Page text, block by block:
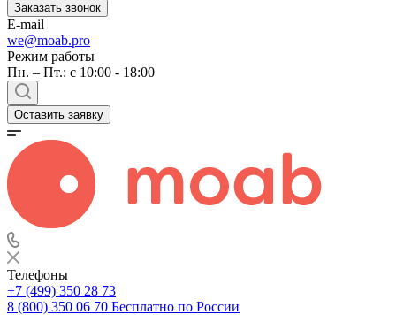
Заказать звонок
E-mail
we@moab.pro
Режим работы
Пн. – Пт.: с 10:00 - 18:00
Оставить заявку
Телефоны
+7 (499) 350 28 73
8 (800) 350 06 70 Бесплатно по России